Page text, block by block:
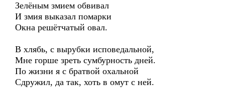
Зелёным змием обвивал
И змия выказал помарки
Окна решётчатый овал.
В хлябь, с вырубки исповедальной,
Мне горше зреть сумбурность дней.
По жизни я с братвой охальной
Сдружил, да так, хоть в омут с ней.